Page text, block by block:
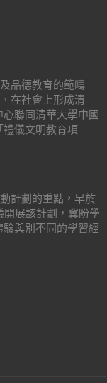
品德教育的範疇
在社會上形成清
聯同清華大學中國
儀文明教育項
計劃的重點，早於
展該計劃，冀盼學
與別不同的學習經